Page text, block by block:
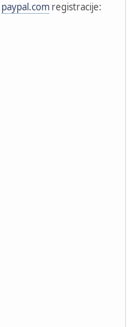
paypal.com registracije: